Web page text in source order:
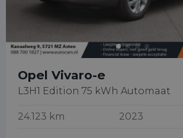
Opel Vivaro-e
L3H1 Edition 75 kWh Automaat
24.123 km 2023